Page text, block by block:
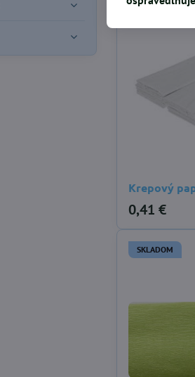
Krepový
0,41 €
SKLADOM